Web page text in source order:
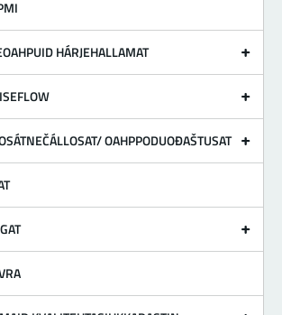
HÁRJEHALLAMAT
OAHPPODUOĐAŠTUSAT